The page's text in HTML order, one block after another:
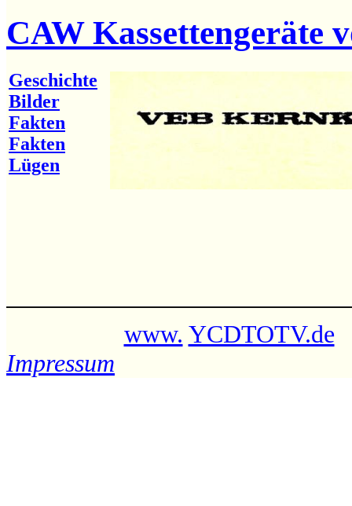
CAW Kassettengeräte
Geschichte
Bilder
Fakten
Fakten
Lügen
www. YCDTOTV.de
Impressum